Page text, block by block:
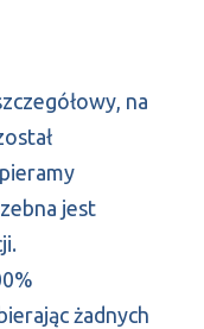
na
jest
żadnych